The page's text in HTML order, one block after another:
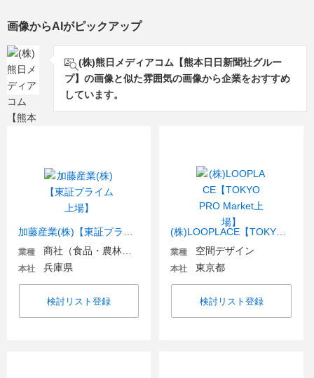
画像からAIがピックアップ
(株)熊日メディアコム【熊本日日新聞社グルー
プ】の画像と似た雰囲気の画像から企業をおすすめ
しています。
業種
本社 兵庫県
検討リスト登録
業種 空間デザイン
本社 東京都
検討リスト登録